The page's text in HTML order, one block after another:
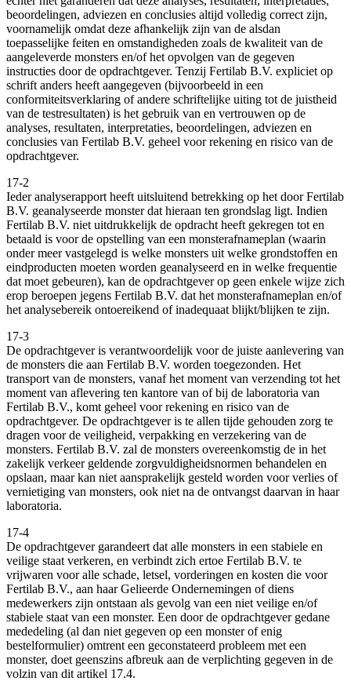
beoordelingen, adviezen en conclusies altijd volledig correct zijn,
voornamelijk omdat deze afhankelijk zijn van de alsdan
toepasselijke feiten en omstandigheden zoals de kwaliteit van de
aangeleverde monsters en/of het opvolgen van de gegeven
instructies door de opdrachtgever. Tenzij Fertilab B.V. expliciet op
schrift anders heeft aangegeven (bijvoorbeeld in een
conformiteitsverklaring of andere schriftelijke uiting tot de juistheid
van de testresultaten) is het gebruik van en vertrouwen op de
analyses, resultaten, interpretaties, beoordelingen, adviezen en
conclusies van Fertilab B.V. geheel voor rekening en risico van de
opdrachtgever.
17-2
Ieder analyserapport heeft uitsluitend betrekking op het door Fertilab
B.V. geanalyseerde monster dat hieraan ten grondslag ligt. Indien
Fertilab B.V. niet uitdrukkelijk de opdracht heeft gekregen tot en
betaald is voor de opstelling van een monsterafnameplan (waarin
onder meer vastgelegd is welke monsters uit welke grondstoffen en
eindproducten moeten worden geanalyseerd en in welke frequentie
dat moet gebeuren), kan de opdrachtgever op geen enkele wijze zich
erop beroepen jegens Fertilab B.V. dat het monsterafnameplan en/of
het analysebereik ontoereikend of inadequaat blijkt/blijken te zijn.
17-3
De opdrachtgever is verantwoordelijk voor de juiste aanlevering van
de monsters die aan Fertilab B.V. worden toegezonden. Het
transport van de monsters, vanaf het moment van verzending tot het
moment van aflevering ten kantore van of bij de laboratoria van
Fertilab B.V., komt geheel voor rekening en risico van de
opdrachtgever. De opdrachtgever is te allen tijde gehouden zorg te
dragen voor de veiligheid, verpakking en verzekering van de
monsters. Fertilab B.V. zal de monsters overeenkomstig de in het
zakelijk verkeer geldende zorgvuldigheidsnormen behandelen en
opslaan, maar kan niet aansprakelijk gesteld worden voor verlies of
vernietiging van monsters, ook niet na de ontvangst daarvan in haar
laboratoria.
17-4
De opdrachtgever garandeert dat alle monsters in een stabiele en
veilige staat verkeren, en verbindt zich ertoe Fertilab B.V. te
vrijwaren voor alle schade, letsel, vorderingen en kosten die voor
Fertilab B.V., aan haar Gelieerde Ondernemingen of diens
medewerkers zijn ontstaan als gevolg van een niet veilige en/of
stabiele staat van een monster. Een door de opdrachtgever gedane
mededeling (al dan niet gegeven op een monster of enig
bestelformulier) omtrent een geconstateerd probleem met een
monster, doet geenszins afbreuk aan de verplichting gegeven in de
volzin van dit artikel 17.4.